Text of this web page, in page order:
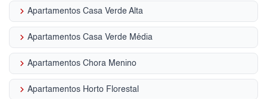
keyboard_arrow_right Apartamentos Casa Verde Alta
keyboard_arrow_right Apartamentos Casa Verde Média
keyboard_arrow_right Apartamentos Chora Menino
keyboard_arrow_right Apartamentos Horto Florestal